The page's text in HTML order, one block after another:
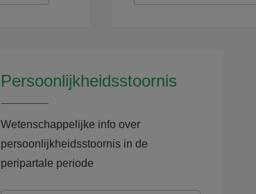
Persoonlijkheidsstoornis
Wetenschappelijke info over
persoonlijkheidsstoornis in de
peripartale periode